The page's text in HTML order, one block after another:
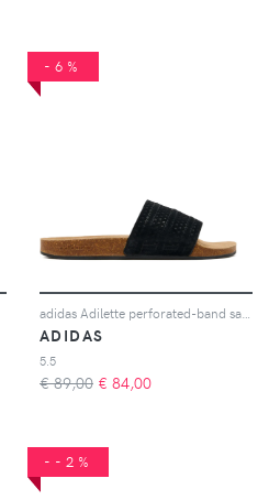
-6%
ADIDAS
5.5
€ 89,00 € 84,00
--2%